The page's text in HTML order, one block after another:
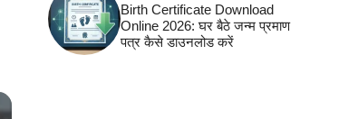
Birth Certificate Download
Online 2026: घर बैठे जन्म प्रमाण
पत्र कैसे डाउनलोड करें